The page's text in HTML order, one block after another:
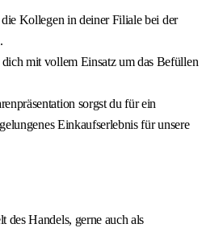
Kollegen in deiner Filiale bei der
mit vollem Einsatz um das Befüllen
sorgst du für ein
Einkaufserlebnis für unsere
des Handels, gerne auch als